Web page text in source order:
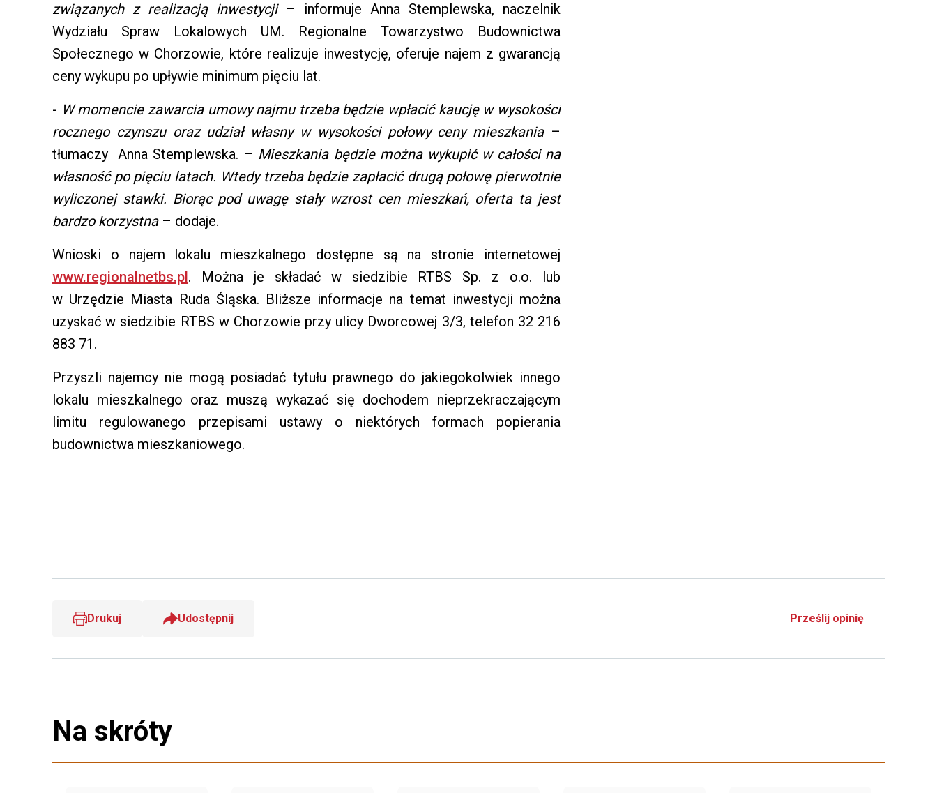
związanych z realizacją inwestycji– informuje Anna Stemplewska, naczelnik
Wydziału Spraw Lokalowych UM. Regionalne Towarzystwo Budownictwa
Społecznego w Chorzowie, które realizuje inwestycję, oferuje najem z gwarancją
ceny wykupu po upływie minimum pięciu lat.
- W momencie zawarcia umowy najmu trzeba będzie wpłacić kaucję w wysokości
rocznego czynszu oraz udział własny w wysokości połowy ceny mieszkania–
tłumaczy Anna Stemplewska. – Mieszkania będzie można wykupić w całości na
własność po pięciu latach. Wtedy trzeba będzie zapłacić drugą połowę pierwotnie
wyliczonej stawki. Biorąc pod uwagę stały wzrost cen mieszkań, oferta ta jest
bardzo korzystna– dodaje.
Wnioski o najem lokalu mieszkalnego dostępne są na stronie internetowej
www.regionalnetbs.pl. Można je składać w siedzibie RTBS Sp. z o.o. lub
w Urzędzie Miasta Ruda Śląska. Bliższe informacje na temat inwestycji można
uzyskać w siedzibie RTBS w Chorzowie przy ulicy Dworcowej 3/3, telefon 32 216
883 71.
Przyszli najemcy nie mogą posiadać tytułu prawnego do jakiegokolwiek innego
lokalu mieszkalnego oraz muszą wykazać się dochodem nieprzekraczającym
limitu regulowanego przepisami ustawy o niektórych formach popierania
budownictwa mieszkaniowego.
Drukuj Udostępnij Prześlij opinię
Na skróty